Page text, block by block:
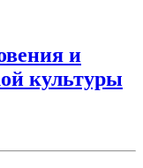
и
культуры